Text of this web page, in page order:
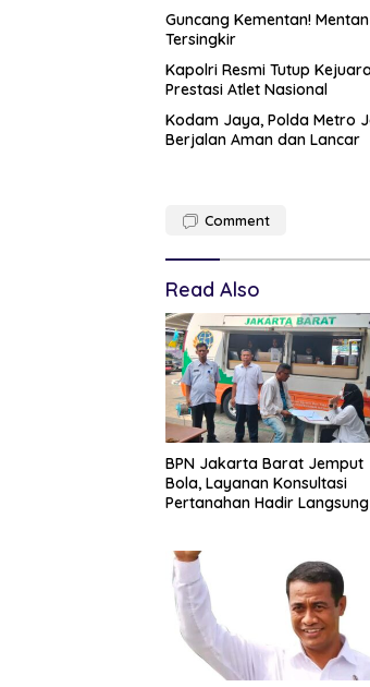
Guncang Kementan!
Tersingkir
Kapolri Resmi Tutup
Prestasi Atlet Nasional
Kodam Jaya, Polda Metro
Berjalan Aman dan Lancar
Comment
Read Also
BPN Jakarta Barat Jemput
Bola, Layanan Konsultasi
Pertanahan Hadir